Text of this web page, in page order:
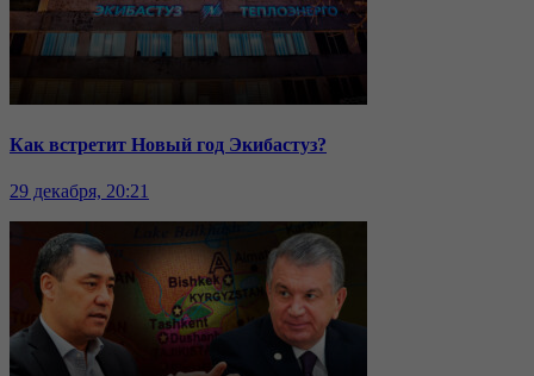
Как встретит Новый год Экибастуз?
29 декабря, 20:21